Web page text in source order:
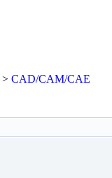
> CAD/CAM/CAE